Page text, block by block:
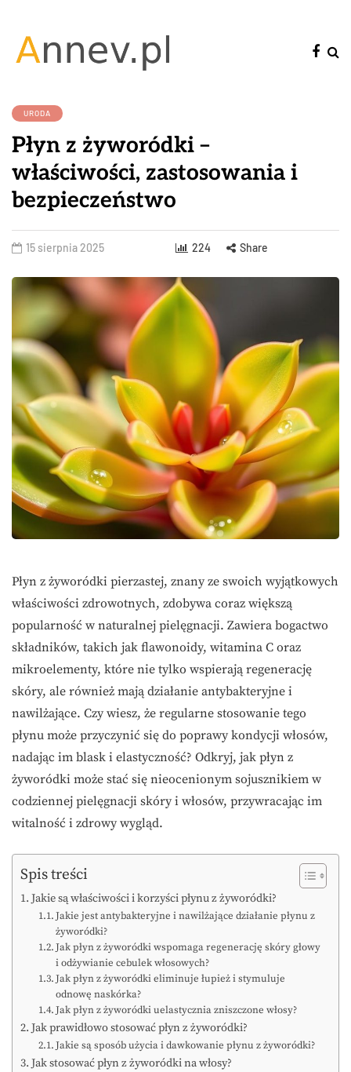
URODA
Płyn z żyworódki –
właściwości, zastosowania i
bezpieczeństwo
15 sierpnia 2025 224 Share
Płyn z żyworódki pierzastej, znany ze swoich wyjątkowych
właściwości zdrowotnych, zdobywa coraz większą
popularność w naturalnej pielęgnacji. Zawiera bogactwo
składników, takich jak flawonoidy, witamina C oraz
mikroelementy, które nie tylko wspierają regenerację
skóry, ale również mają działanie antybakteryjne i
nawilżające. Czy wiesz, że regularne stosowanie tego
płynu może przyczynić się do poprawy kondycji włosów,
nadając im blask i elastyczność? Odkryj, jak płyn z
żyworódki może stać się nieocenionym sojusznikiem w
codziennej pielęgnacji skóry i włosów, przywracając im
witalność i zdrowy wygląd.
Spis treści
Jakie są właściwości i korzyści płynu z żyworódki?
Jakie jest antybakteryjne i nawilżające działanie płynu z
żyworódki?
Jak płyn z żyworódki wspomaga regenerację skóry głowy
i odżywianie cebulek włosowych?
Jak płyn z żyworódki eliminuje łupież i stymuluje
odnowę naskórka?
Jak płyn z żyworódki uelastycznia zniszczone włosy?
Jak prawidłowo stosować płyn z żyworódki?
Jakie są sposób użycia i dawkowanie płynu z żyworódki?
Jak stosować płyn z żyworódki na włosy?